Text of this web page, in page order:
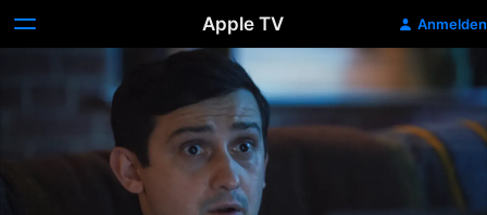
Apple TV Anmelden